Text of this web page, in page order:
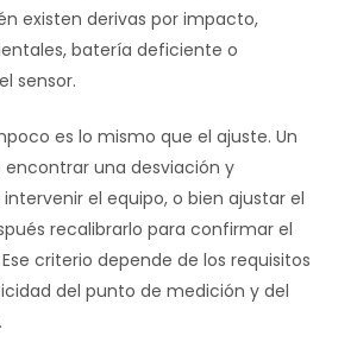
existen derivas por impacto,
batería deficiente o
sensor.
es lo mismo que el ajuste. Un
una desviación y
el equipo, o bien ajustar el
recalibrarlo para confirmar el
criterio depende de los requisitos
del punto de medición y del